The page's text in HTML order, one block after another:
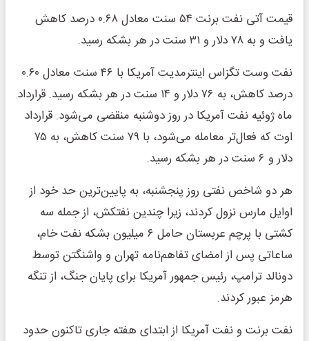
قیمت آتی نفت برنت ۵۴ سنت معادل ۰.۶۸ درصد کاهش
یافت و به ۷۸ دلار و ۳۱ سنت در هر بشکه رسید.
نفت وست تگزاس اینترمدیت آمریکا با ۴۶ سنت معادل ۰.۶۰
درصد کاهش، به ۷۶ دلار و ۱۴ سنت در هر بشکه رسید. قرارداد
ماه ژوئیه نفت آمریکا در روز دوشنبه منقضی می‌شود. قرارداد
اوت که فعال‌تر معامله می‌شود، با ۷۹ سنت کاهش، به ۷۵
دلار و ۶ سنت در هر بشکه رسید.
هر دو شاخص نفتی روز پنجشنبه، به پایین‌ترین حد خود از
اوایل مارس نزول کردند، زیرا چندین نفتکش، از جمله سه
کشتی با پرچم عربستان حامل ۶ میلیون بشکه نفت خام،
ساعاتی پس از امضای تفاهم‌نامه تهران و واشنگتن توسط
دونالد ترامپ، رئیس جمهور آمریکا برای پایان جنگ، از تنگه
هرمز عبور کردند.
نفت برنت و نفت آمریکا از ابتدای هفته جاری تاکنون حدود